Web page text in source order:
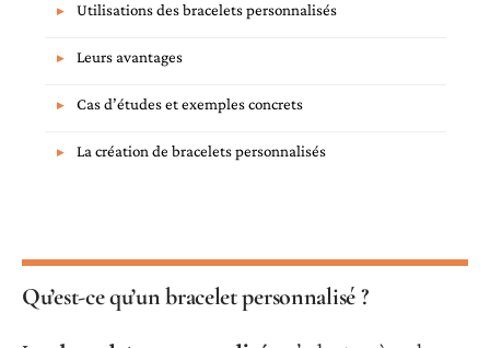
Utilisations des bracelets personnalisés
Leurs avantages
Cas d’études et exemples concrets
La création de bracelets personnalisés
Qu’est-ce qu’un bracelet personnalisé ?